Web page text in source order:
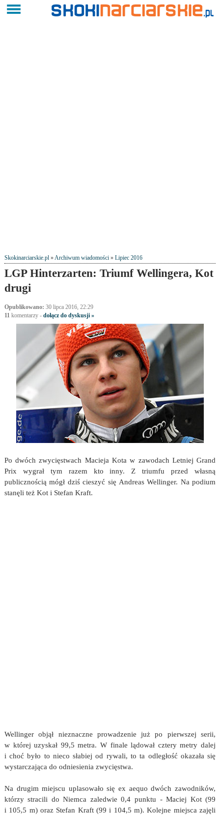
Skokinarciarskie.pl»Archiwum wiadomości» Lipiec 2016
LGP Hinterzarten: Triumf Wellingera, Kot
drugi
Opublikowano: 30 lipca 2016, 22:29
11komentarzy- dołącz do dyskusji »
Po dwóch zwycięstwach Macieja Kota w zawodach Letniej Grand
Prix wygrał tym razem kto inny. Z triumfu przed własną
publicznością mógł dziś cieszyć się Andreas Wellinger. Na podium
stanęli też Kot i Stefan Kraft.
Wellinger objął nieznaczne prowadzenie już po pierwszej serii,
w której uzyskał 99,5 metra. W finale lądował cztery metry dalej
i choć było to nieco słabiej od rywali, to ta odległość okazała się
wystarczająca do odniesienia zwycięstwa.
Na drugim miejscu uplasowało się ex aequo dwóch zawodników,
którzy stracili do Niemca zaledwie 0,4 punktu - Maciej Kot (99
i 105,5 m) oraz Stefan Kraft (99 i 104,5 m). Kolejne miejsca zajęli